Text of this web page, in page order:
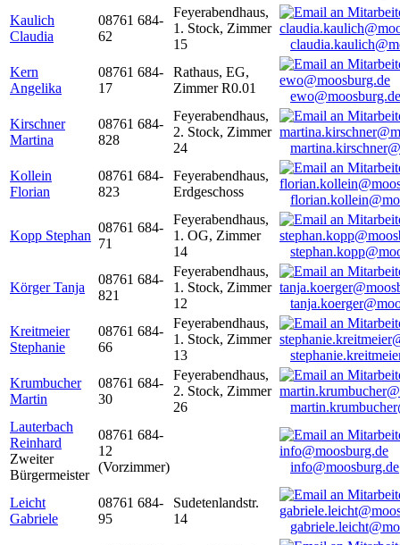
Kaulich
Claudia
08761 684-
62
Feyerabendhaus,
1. Stock, Zimmer
15
Kern
Angelika
08761 684-
17
Rathaus, EG,
Zimmer R0.01
ewo@moosburg.de
Kirschner
Martina
08761 684-
828
Feyerabendhaus,
2. Stock, Zimmer
24
Kollein
Florian
08761 684-
823
Feyerabendhaus,
Erdgeschoss
Kopp Stephan
08761 684-
71
Feyerabendhaus,
1. OG, Zimmer
14
Körger Tanja
08761 684-
821
Feyerabendhaus,
1. Stock, Zimmer
12
Kreitmeier
Stephanie
08761 684-
66
Feyerabendhaus,
1. Stock, Zimmer
13
Krumbucher
Martin
08761 684-
30
Feyerabendhaus,
2. Stock, Zimmer
26
Lauterbach
Reinhard
Zweiter
Bürgermeister
08761 684-
12
(Vorzimmer)
info@moosburg.de
Leicht
Gabriele
08761 684-
95
Sudetenlandstr.
14